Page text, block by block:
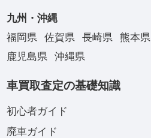
九州・沖縄
福岡県
佐賀県 長崎県 熊本県
鹿児島県
沖縄県
車買取査定の基礎知識
初心者ガイド
廃車ガイド